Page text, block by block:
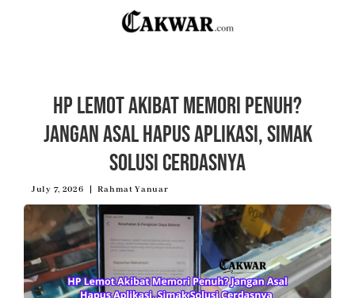
HP Lemot Akibat Memori Penuh?
Jangan Asal Hapus Aplikasi, Simak
Solusi Cerdasnya
July 7, 2026 Rahmat Yanuar